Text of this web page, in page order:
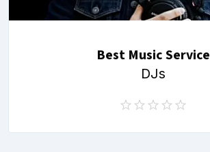
Best Music Service
DJs